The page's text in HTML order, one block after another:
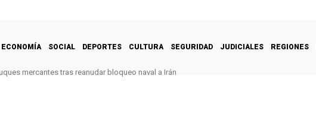
ECONOMÍA SOCIAL DEPORTES CULTURA SEGURIDAD JUDICIALES REGIONES
mercantes tras reanudar bloqueo naval a Irán